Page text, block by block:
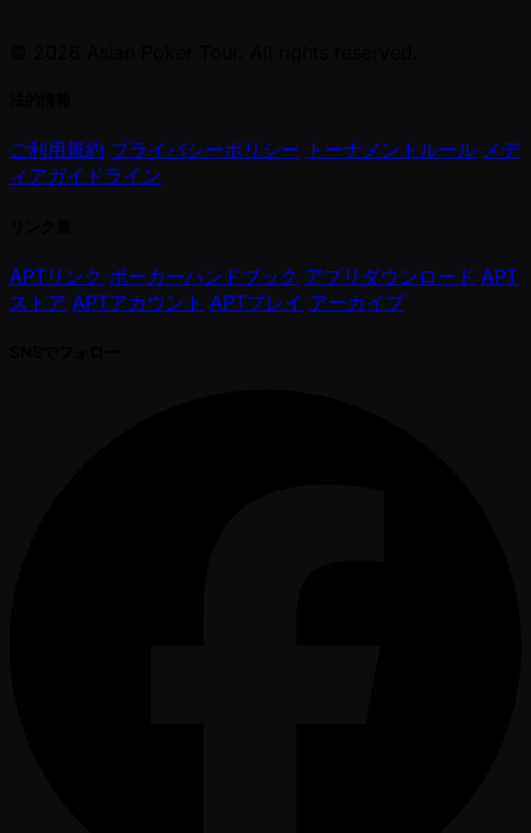
ご利用規約 プライバシーポリシー トーナメントルール メデ
ィアガイドライン
APTリンク ポーカーハンドブック アプリダウンロード APT
ストア APTアカウント APTプレイ アーカイブ